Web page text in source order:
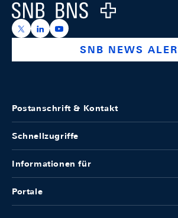
Logo
https://x.com/snb_bns
https://ch.linkedin.com/
https://www.youtube.com/
SNB NEWS
Postanschrift & Kontakt
Schnellzugriffe
Informationen für
Portale